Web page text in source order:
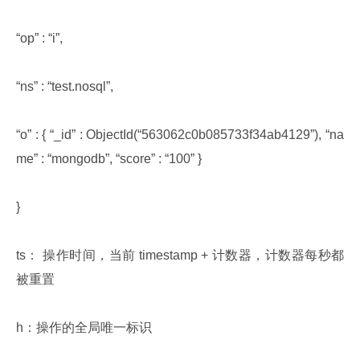
“op” : “i”,
“ns” : “test.nosql”,
“o” : { “_id” : ObjectId(“563062c0b085733f34ab4129”), “na
me” : “mongodb”, “score” : “100” }
}
ts： 操作时间，当前 timestamp + 计数器，计数器每秒都
被重置
h：操作的全局唯一标识